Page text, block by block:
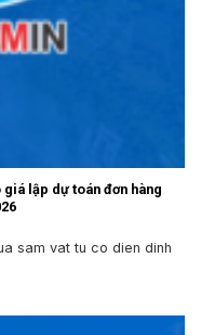
lập dự toán đơn hàng
sam vat tu co dien dinh